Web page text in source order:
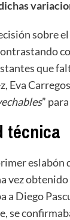
sobre
que
Eva
”
técnica
eslabón
vez
a Diego
se